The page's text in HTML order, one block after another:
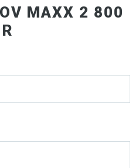
MAXX 2 800
R